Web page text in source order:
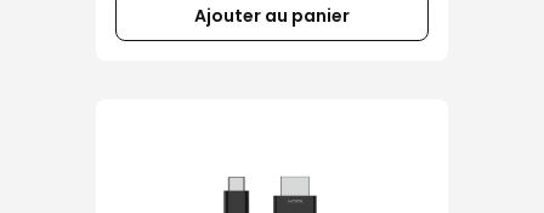
Ajouter au panier